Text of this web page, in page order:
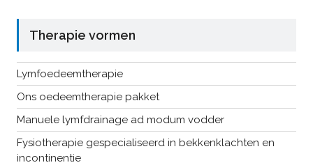
Therapie vormen
Lymfoedeemtherapie
Ons oedeemtherapie pakket
Manuele lymfdrainage ad modum vodder
Fysiotherapie gespecialiseerd in bekkenklachten en
incontinentie